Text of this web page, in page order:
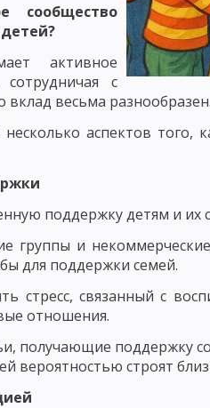
ПОНЯТИЕ О МЕТОДАХ
ДЕЛОВЫЕ ИГРЫ
СИТУАЦИОННЫХ ЗАДАЧ –
О ФОРМАХ ОРГАНИЗАЦИИ ОБУЧЕНИЯ
РАЗВИВАЮЩИЕ И
ПОНЯТИЕ ФУНКЦИИ,
ЗНАНИЙ, НАВЫКОВ И УМЕНИЙ
ЯВЛЕНИЯ
сообщество
активное
с
вклад весьма разнообразен.
аспектов того,
поддержку детям и их
группы и
для поддержки семей.
стресс, связанный с
отношения.
получающие
вероятностью строят